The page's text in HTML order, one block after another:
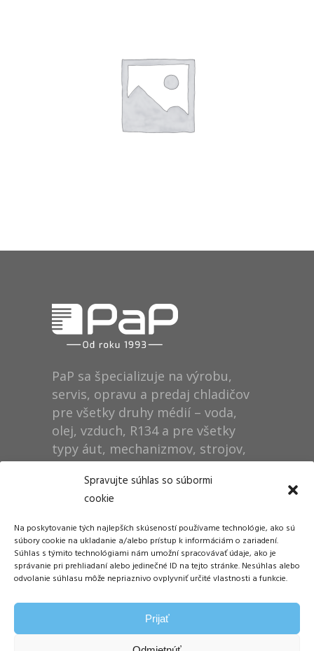
Spravujte súhlas so súbormi
cookie
Na poskytovanie tých najlepších skúseností používame technológie, ako sú
súbory cookie na ukladanie a/alebo prístup k informáciám o zariadení.
Súhlas s týmito technológiami nám umožní spracovávať údaje, ako je
správanie pri prehliadaní alebo jedinečné ID na tejto stránke. Nesúhlas alebo
odvolanie súhlasu môže nepriaznivo ovplyvniť určité vlastnosti a funkcie.
Prijať
PaP sa špecializuje na výrobu,
servis, opravu a predaj chladičov
pre všetky druhy médií – voda,
olej, vzduch, R134 a pre všetky
typy áut, mechanizmov, strojov,
technológií, rušňov…
Dušan Pytel P a P
ŠM Stráže
058 01 Poprad
Tel.: +421 905 311 248
info@papdp.sk